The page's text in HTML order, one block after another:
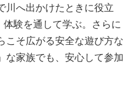
川へ出かけたときに役立
験を通して学ぶ。さらに
こそ広がる安全な遊び方な
な家族でも、安心して参加